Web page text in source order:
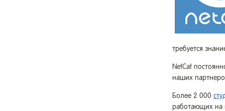
требуется
NetCat
наших
Более 2 000
работающих на